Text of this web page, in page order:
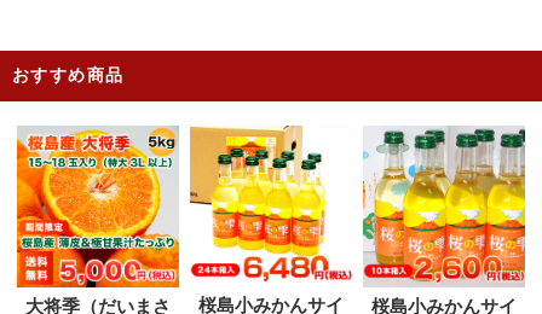
おすすめ商品
大将季（だいまさ
桜島小みかんサイ
桜島小みかんサイ